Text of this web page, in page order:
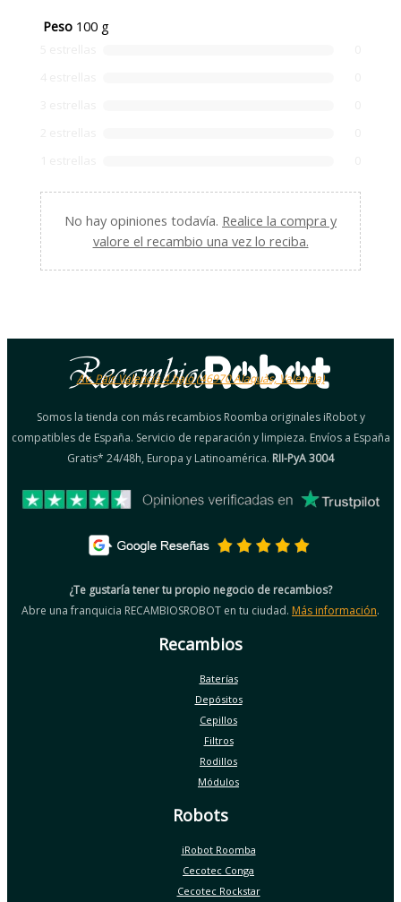
Peso 100 g
No hay opiniones todavía. Realice la compra y
valore el recambio una vez lo reciba.
Av. País Valencià 4 bajo (46970 Alaquàs, Valencia)
Somos la tienda con más recambios Roomba originales iRobot y
compatibles de España. Servicio de reparación y limpieza. Envíos a España
Gratis* 24/48h, Europa y Latinoamérica. RII-PyA 3004
¿Te gustaría tener tu propio negocio de recambios?
Abre una franquicia RECAMBIOSROBOT en tu ciudad. Más información.
Recambios
Baterías
Depósitos
Cepillos
Filtros
Rodillos
Módulos
Robots
iRobot Roomba
Cecotec Conga
Cecotec Rockstar